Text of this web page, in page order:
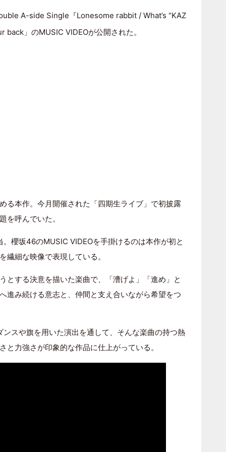
A-side Single『Lonesome rabbit / What’s “KAZ
」のMUSIC VIDEOが公開された。
る本作。今月開催された「四期生ライブ」で初披露
を呼んでいた。
櫻坂46のMUSIC VIDEOを手掛けるのは本作が初と
繊細な映像で表現している。
とする決意を描いた楽曲で、「漕げよ」「進め」と
進み続ける意志と、仲間と支え合いながら希望をつ
スや旗を用いた演出を通して、そんな楽曲の持つ熱
力強さが印象的な作品に仕上がっている。